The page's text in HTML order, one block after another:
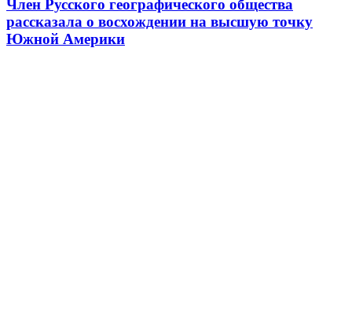
Член Русского географического общества
рассказала о восхождении на высшую точку
Южной Америки